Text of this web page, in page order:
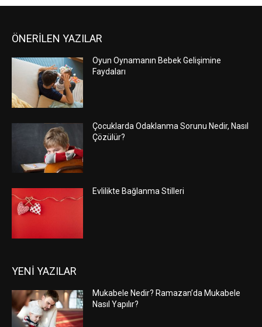
ÖNERİLEN YAZILAR
Oyun Oynamanın Bebek Gelişimine
Faydaları
Çocuklarda Odaklanma Sorunu Nedir, Nasıl
Çözülür?
Evlilikte Bağlanma Stilleri
YENİ YAZILAR
Mukabele Nedir? Ramazan’da Mukabele
Nasıl Yapılır?